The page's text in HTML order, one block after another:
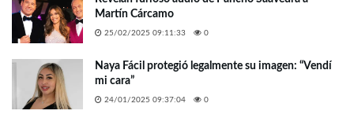
Martín Cárcamo
25/02/2025 09:11:33 0
Naya Fácil protegió legalmente su imagen: “Vendí
mi cara”
24/01/2025 09:37:04 0